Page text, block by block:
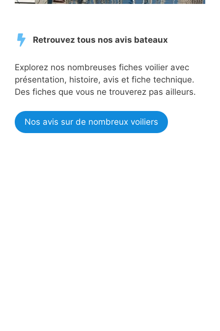
Retrouvez tous nos avis bateaux
Explorez nos nombreuses fiches voilier avec
présentation, histoire, avis et fiche technique.
Des fiches que vous ne trouverez pas ailleurs.
Nos avis sur de nombreux voiliers